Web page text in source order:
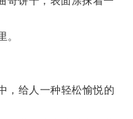
给人一种轻松愉悦的